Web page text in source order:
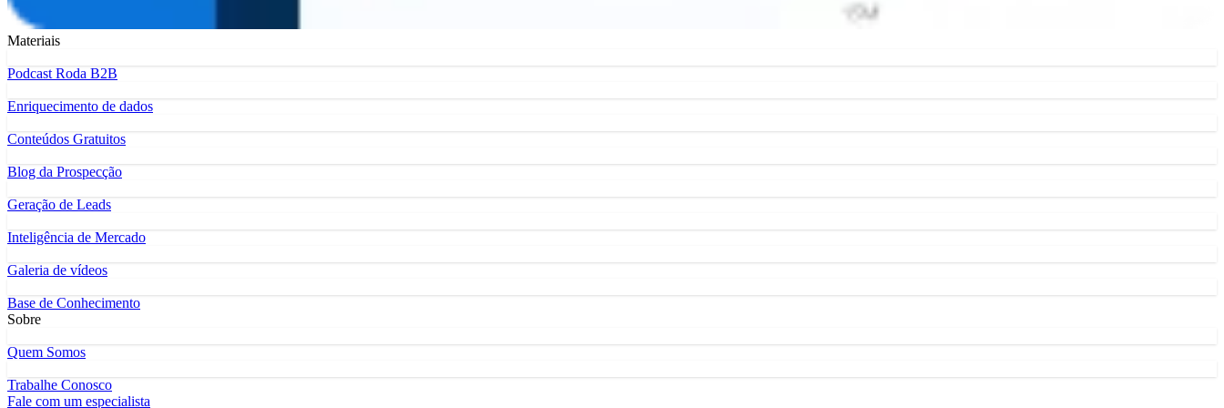
Materiais
Podcast Roda B2B
Enriquecimento de dados
Conteúdos Gratuitos
Blog da Prospecção
Geração de Leads
Inteligência de Mercado
Galeria de vídeos
Base de Conhecimento
Sobre
Quem Somos
Trabalhe Conosco
Fale com um especialista